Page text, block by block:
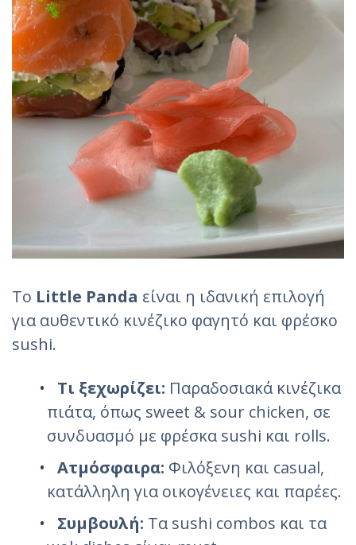
Το Little Panda είναι η ιδανική επιλογή
για αυθεντικό κινέζικο φαγητό και φρέσκο
sushi.
Τι ξεχωρίζει: Παραδοσιακά κινέζικα
πιάτα, όπως sweet & sour chicken, σε
συνδυασμό με φρέσκα sushi και rolls.
Ατμόσφαιρα: Φιλόξενη και casual,
κατάλληλη για οικογένειες και παρέες.
Συμβουλή: Τα sushi combos και τα